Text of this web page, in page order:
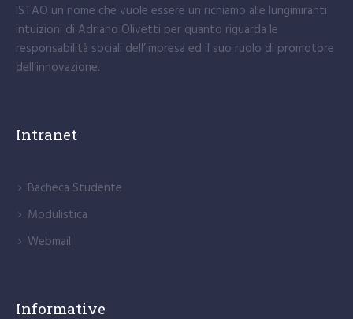
ISTAO un nome che vuole essere un richiamo alle lungimiranti
intuizioni di Adriano Olivetti per quanto riguarda le
responsabilità sociali dell’impresa ed il suo ruolo di promotore
dell’innovazione.
Intranet
Bacheca Studente
Modulistica
Webmail
Informative